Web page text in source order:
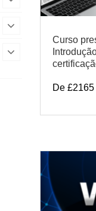
Curso
De £2165